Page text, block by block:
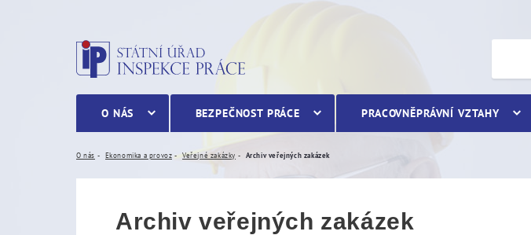
Archiv veřejných zakázek
O NÁS BEZPEČNOST PRÁCE PRACOVNĚPRÁVNÍ VZTAHY
O nás Ekonomika a provoz Veřejné zakázky Archiv veřejných zakázek
Archiv veřejných zakázek